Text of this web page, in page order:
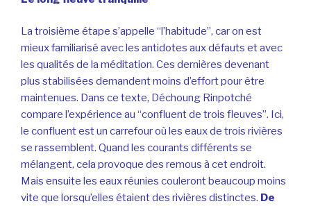
La troisième étape s’appelle “l’habitude”, car on est
mieux familiarisé avec les antidotes aux défauts et avec
les qualités de la méditation. Ces dernières devenant
plus stabilisées demandent moins d’effort pour être
maintenues. Dans ce texte, Déchoung Rinpotché
compare l’expérience au “confluent de trois fleuves”. Ici,
le confluent est un carrefour où les eaux de trois rivières
se rassemblent. Quand les courants différents se
mélangent, cela provoque des remous à cet endroit.
Mais ensuite les eaux réunies couleront beaucoup moins
vite que lorsqu’elles étaient des rivières distinctes. De